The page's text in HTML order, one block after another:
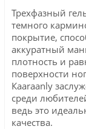
Трехфазный
темного
покрытие,
аккуратный
плотность и
поверхности
Кaaraanly
среди
ведь это
качества.